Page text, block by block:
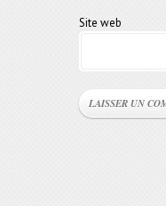
Site web